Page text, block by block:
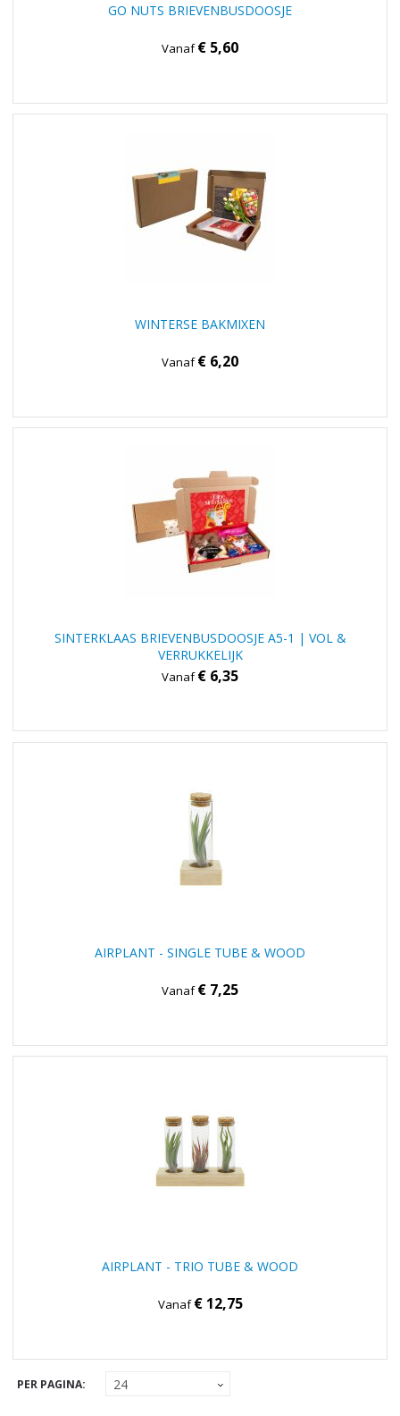
GO NUTS BRIEVENBUSDOOSJE
Vanaf€ 5,60
WINTERSE BAKMIXEN
Vanaf€ 6,20
SINTERKLAAS BRIEVENBUSDOOSJE A5-1 | VOL &
VERRUKKELIJK
Vanaf€ 6,35
AIRPLANT - SINGLE TUBE & WOOD
Vanaf€ 7,25
AIRPLANT - TRIO TUBE & WOOD
Vanaf€ 12,75
PER PAGINA: